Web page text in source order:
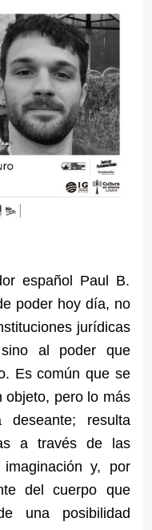
español Paul B.
poder hoy día, no
jurídicas
al poder que
Es común que se
objeto, pero lo más
deseante; resulta
a través de las
y, por
del cuerpo que
una posibilidad